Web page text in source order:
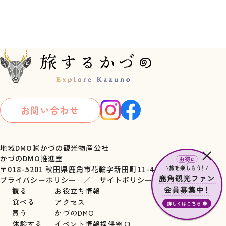
×
お問い合わせ
地域DMO㈱かづの観光物産公社
かづのDMO推進室
〒018-5201 秋田県鹿角市花輪字新田町11-4
プライバシーポリシー
／ サイトポリシー
観る
食べる
買う
体験する
お役立ち情報
アクセス
かづのDMO
イベント情報提供窓口